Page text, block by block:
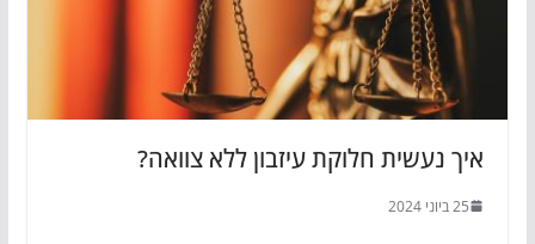
איך נעשית חלוקת עיזבון ללא צוואה?
25 ביוני 2024